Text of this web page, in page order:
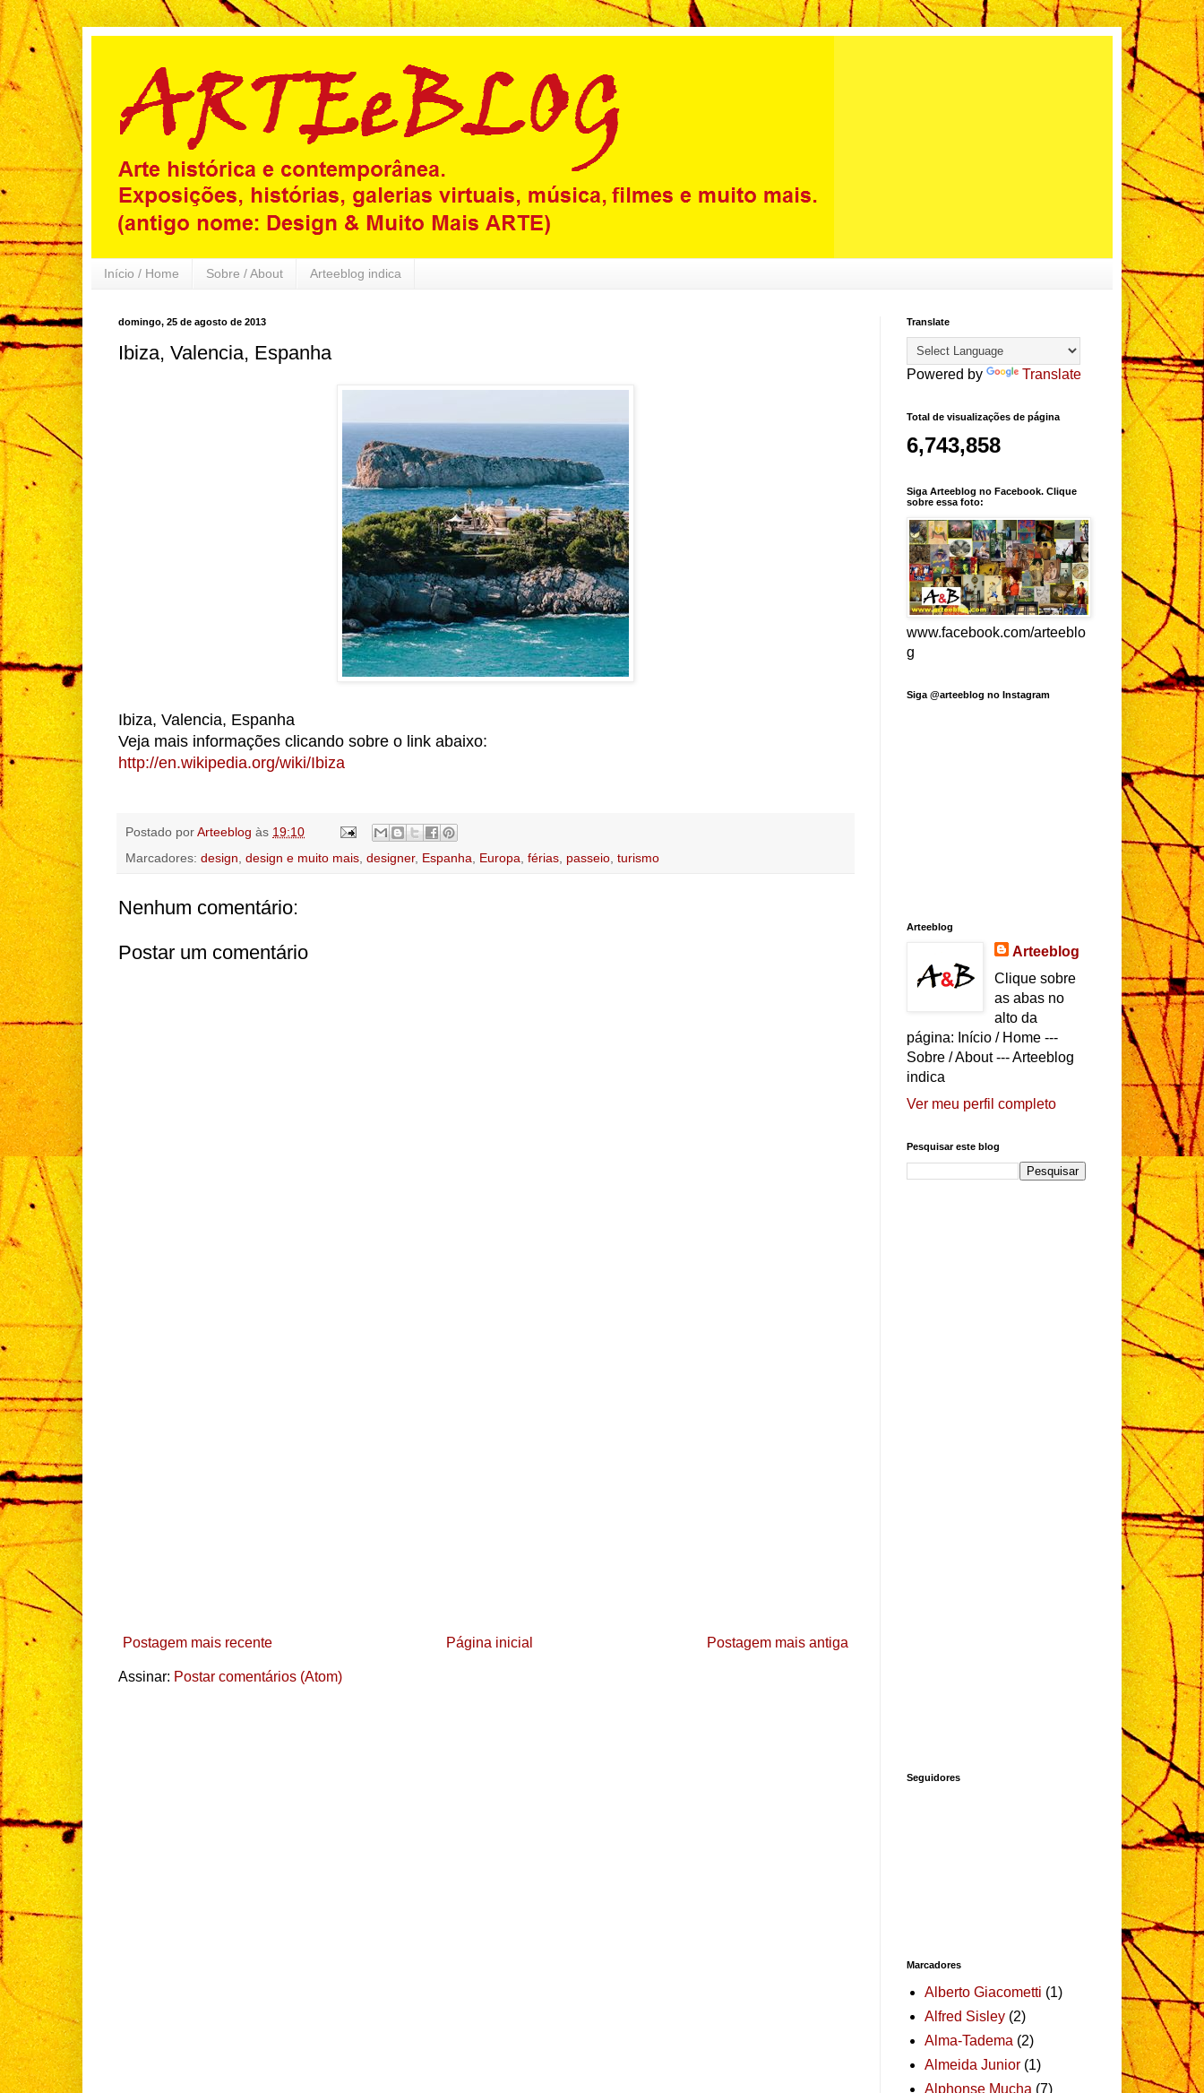
Início / Home Sobre / About Arteeblog indica
domingo, 25 de agosto de 2013
Ibiza, Valencia, Espanha
Ibiza, Valencia, Espanha
Veja mais informações clicando sobre o link abaixo:
http://en.wikipedia.org/wiki/Ibiza
Postado porArteeblog às 19:10
Marcadores: design design e muito mais designer, Espanha Europa férias passeio turismo
Nenhum comentário:
Postar um comentário
Postagem mais recente Postagem mais antiga
Página inicial
Assinar: Postar comentários (Atom)
Translate
Powered by Translate
Total de visualizações de página
6,743,858
Siga Arteeblog no Facebook. Clique
sobre essa foto:
www.facebook.com/arteeblo
g
Siga @arteeblog no Instagram
Arteeblog
Arteeblog
Clique sobre
as abas no
alto da
página: Início / Home ---
Sobre / About --- Arteeblog
indica
Ver meu perfil completo
Pesquisar este blog
Seguidores
Marcadores
Alberto Giacometti (1)
Alfred Sisley (2)
Alma-Tadema (2)
Almeida Junior (1)
Alphonse Mucha (7)